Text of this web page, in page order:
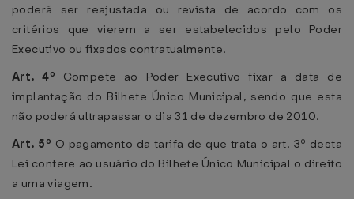
poderá ser reajustada ou revista de acordo com os
critérios que vierem a ser estabelecidos pelo Poder
Executivo ou fixados contratualmente.
Art. 4º Compete ao Poder Executivo fixar a data de
implantação do Bilhete Único Municipal, sendo que esta
não poderá ultrapassar o dia 31 de dezembro de 2010.
Art. 5º O pagamento da tarifa de que trata o art. 3º desta
Lei confere ao usuário do Bilhete Único Municipal o direito
a uma viagem.